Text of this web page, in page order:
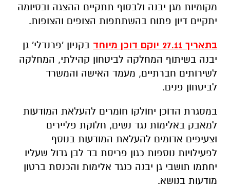
מקומיות מגן יבנה ולבסוף תתקיים ההצגה ובסיומה
יתקיים דיון פתוח בהשתתפות הצופים והצופות.
בתאריך 27.11 יוקם דוכן מיוחד
בקניון 'פרנדלי' גן
יבנה בשיתוף המחלקה לביטחון קהילתי, המחלקה
לשירותים חברתיים, מעמד האישה והמשרד
לביטחון פנים.
במסגרת הדוכן יחולקו חומרים להעלאת המודעות
למאבק באלימות נגד נשים, חלוקת פליירים
וצעיפים אדומים להעלאת המודעות בנוסף
לפעילויות נוספות כגון פריסת בד לבן גדול שעליו
יחתמו תושבי גן יבנה כנגד אלימות והכנסת ברטון
מודעות בנושא.